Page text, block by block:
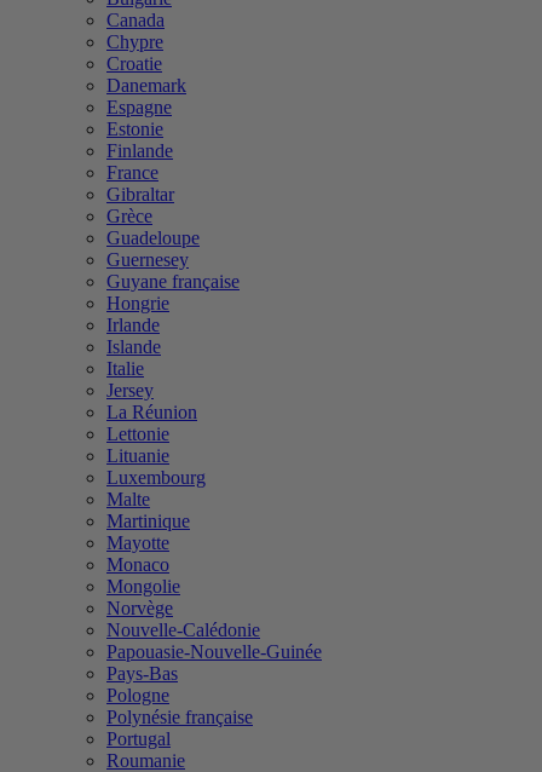
Canada
Chypre
Croatie
Danemark
Espagne
Estonie
Finlande
France
Gibraltar
Grèce
Guadeloupe
Guernesey
Guyane française
Hongrie
Irlande
Islande
Italie
Jersey
La Réunion
Lettonie
Lituanie
Luxembourg
Malte
Martinique
Mayotte
Monaco
Mongolie
Norvège
Nouvelle-Calédonie
Papouasie-Nouvelle-Guinée
Pays-Bas
Pologne
Polynésie française
Portugal
Roumanie